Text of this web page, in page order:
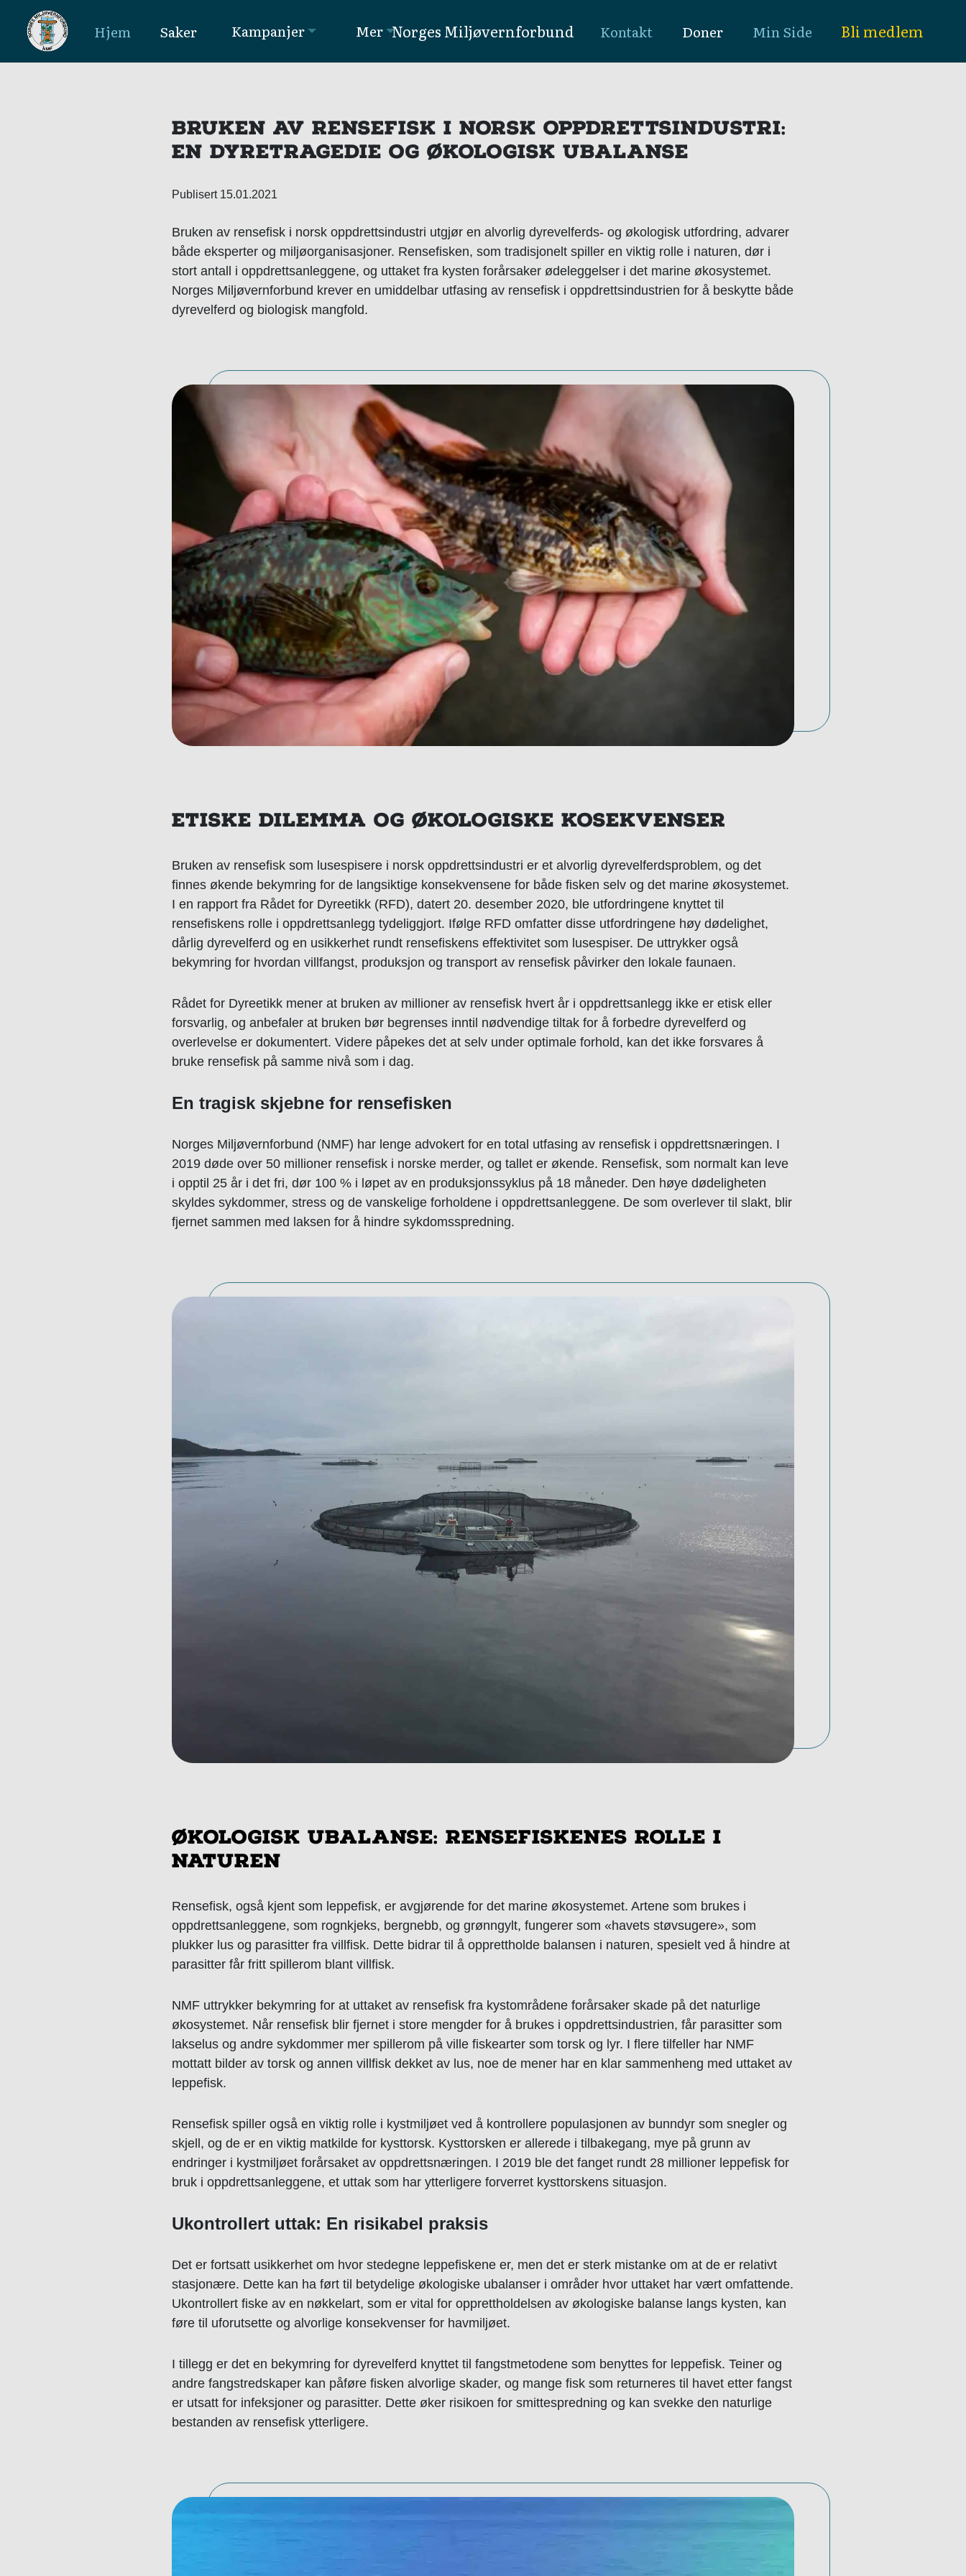
MAIN NAVIGATION
Hjem Saker Kampanjer Mer Norges Miljøvernforbund Kontakt Doner Min Side Bli medlem
BRUKEN AV RENSEFISK I NORSK OPPDRETTSINDUSTRI:
EN DYRETRAGEDIE OG ØKOLOGISK UBALANSE
Publisert 15.01.2021
Bruken av rensefisk i norsk oppdrettsindustri utgjør en alvorlig dyrevelferds- og økologisk utfordring, advarer
både eksperter og miljøorganisasjoner. Rensefisken, som tradisjonelt spiller en viktig rolle i naturen, dør i
stort antall i oppdrettsanleggene, og uttaket fra kysten forårsaker ødeleggelser i det marine økosystemet.
Norges Miljøvernforbund krever en umiddelbar utfasing av rensefisk i oppdrettsindustrien for å beskytte både
dyrevelferd og biologisk mangfold.
ETISKE DILEMMA OG ØKOLOGISKE KOSEKVENSER
Bruken av rensefisk som lusespisere i norsk oppdrettsindustri er et alvorlig dyrevelferdsproblem, og det
finnes økende bekymring for de langsiktige konsekvensene for både fisken selv og det marine økosystemet.
I en rapport fra Rådet for Dyreetikk (RFD), datert 20. desember 2020, ble utfordringene knyttet til
rensefiskens rolle i oppdrettsanlegg tydeliggjort. Ifølge RFD omfatter disse utfordringene høy dødelighet,
dårlig dyrevelferd og en usikkerhet rundt rensefiskens effektivitet som lusespiser. De uttrykker også
bekymring for hvordan villfangst, produksjon og transport av rensefisk påvirker den lokale faunaen.
Rådet for Dyreetikk mener at bruken av millioner av rensefisk hvert år i oppdrettsanlegg ikke er etisk eller
forsvarlig, og anbefaler at bruken bør begrenses inntil nødvendige tiltak for å forbedre dyrevelferd og
overlevelse er dokumentert. Videre påpekes det at selv under optimale forhold, kan det ikke forsvares å
bruke rensefisk på samme nivå som i dag.
En tragisk skjebne for rensefisken
Norges Miljøvernforbund (NMF) har lenge advokert for en total utfasing av rensefisk i oppdrettsnæringen. I
2019 døde over 50 millioner rensefisk i norske merder, og tallet er økende. Rensefisk, som normalt kan leve
i opptil 25 år i det fri, dør 100 % i løpet av en produksjonssyklus på 18 måneder. Den høye dødeligheten
skyldes sykdommer, stress og de vanskelige forholdene i oppdrettsanleggene. De som overlever til slakt, blir
fjernet sammen med laksen for å hindre sykdomsspredning.
Økologisk ubalanse: Rensefiskenes rolle i
naturen
Rensefisk, også kjent som leppefisk, er avgjørende for det marine økosystemet. Artene som brukes i
oppdrettsanleggene, som rognkjeks, bergnebb, og grønngylt, fungerer som «havets støvsugere», som
plukker lus og parasitter fra villfisk. Dette bidrar til å opprettholde balansen i naturen, spesielt ved å hindre at
parasitter får fritt spillerom blant villfisk.
NMF uttrykker bekymring for at uttaket av rensefisk fra kystområdene forårsaker skade på det naturlige
økosystemet. Når rensefisk blir fjernet i store mengder for å brukes i oppdrettsindustrien, får parasitter som
lakselus og andre sykdommer mer spillerom på ville fiskearter som torsk og lyr. I flere tilfeller har NMF
mottatt bilder av torsk og annen villfisk dekket av lus, noe de mener har en klar sammenheng med uttaket av
leppefisk.
Rensefisk spiller også en viktig rolle i kystmiljøet ved å kontrollere populasjonen av bunndyr som snegler og
skjell, og de er en viktig matkilde for kysttorsk. Kysttorsken er allerede i tilbakegang, mye på grunn av
endringer i kystmiljøet forårsaket av oppdrettsnæringen. I 2019 ble det fanget rundt 28 millioner leppefisk for
bruk i oppdrettsanleggene, et uttak som har ytterligere forverret kysttorskens situasjon.
Ukontrollert uttak: En risikabel praksis
Det er fortsatt usikkerhet om hvor stedegne leppefiskene er, men det er sterk mistanke om at de er relativt
stasjonære. Dette kan ha ført til betydelige økologiske ubalanser i områder hvor uttaket har vært omfattende.
Ukontrollert fiske av en nøkkelart, som er vital for opprettholdelsen av økologiske balanse langs kysten, kan
føre til uforutsette og alvorlige konsekvenser for havmiljøet.
I tillegg er det en bekymring for dyrevelferd knyttet til fangstmetodene som benyttes for leppefisk. Teiner og
andre fangstredskaper kan påføre fisken alvorlige skader, og mange fisk som returneres til havet etter fangst
er utsatt for infeksjoner og parasitter. Dette øker risikoen for smittespredning og kan svekke den naturlige
bestanden av rensefisk ytterligere.